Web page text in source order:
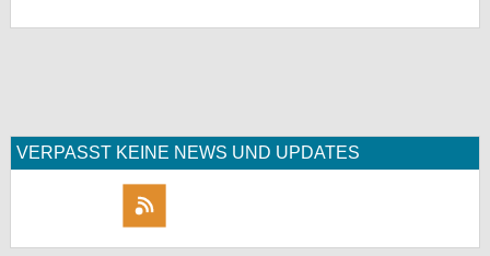
VERPASST KEINE NEWS UND UPDATES